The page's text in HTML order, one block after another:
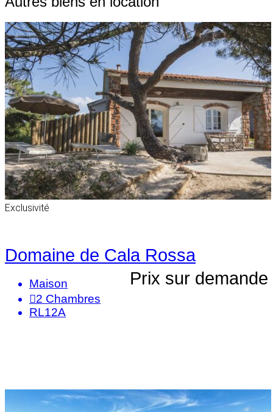
Exclusivité
Domaine de Cala Rossa
Prix sur demande
Maison
2 Chambres
RL12A